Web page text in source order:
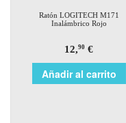
Ratón LOGITECH M171
Inalámbrico Rojo
12,90 €
Añadir al carrito